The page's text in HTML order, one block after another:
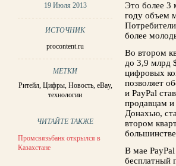
19 Июля 2013
ИСТОЧНИК
procontent.ru
МЕТКИ
Ритейл, Цифры, Новость, eBay,
технологии
ЧИТАЙТЕ ТАКЖЕ
Промсвязьбанк открылся в
Казахстане
Это более 3
году объем
более
Во втором
до 3,9 млрд
цифровых
позволяет
и PayPal
продавцам
Донахью,
втором
В мае
бесплатный